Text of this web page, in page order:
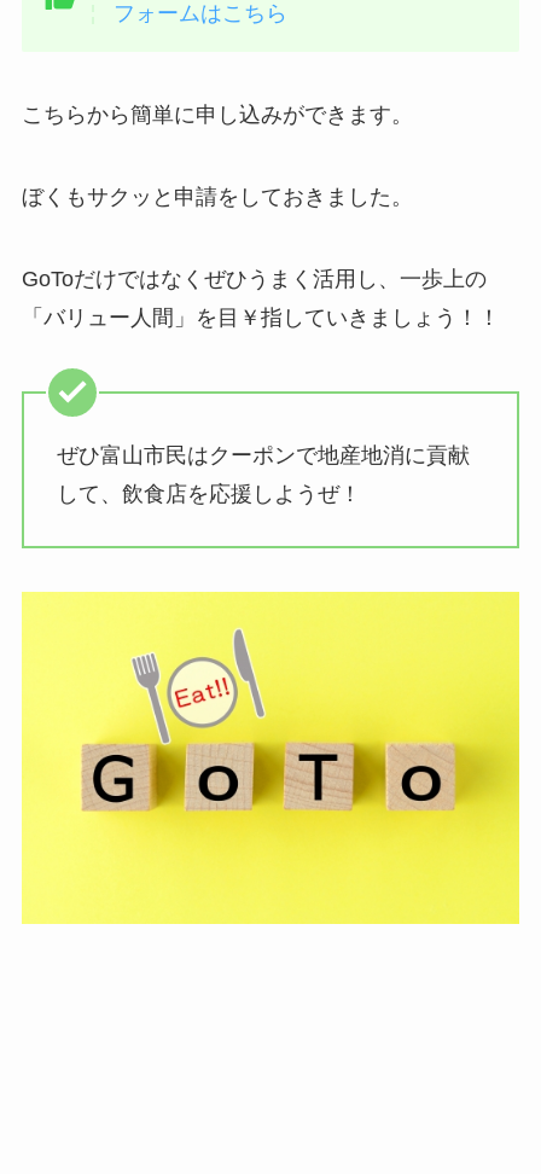
フォームはこちら
こちらから簡単に申し込みができます。
ぼくもサクッと申請をしておきました。
GoToだけではなくぜひうまく活用し、一歩上の
「バリュー人間」を目￥指していきましょう！！
ぜひ富山市民はクーポンで地産地消に貢献
して、飲食店を応援しようぜ！